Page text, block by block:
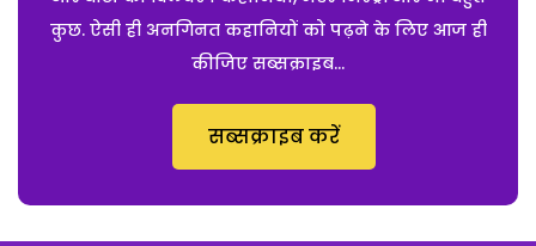
कुछ. ऐसी ही अनगिनत कहानियों को पढ़ने के लिए आज ही
कीजिए सब्सक्राइब...
सब्सक्राइब करें